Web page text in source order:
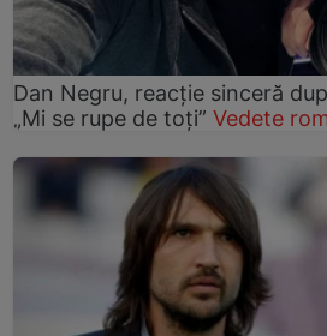
Dan Negru, reacție sinceră
„Mi se rupe de toți” Vedete